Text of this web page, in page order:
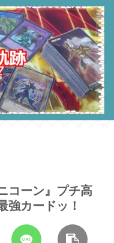
コーン』プチ高
強カードッ！